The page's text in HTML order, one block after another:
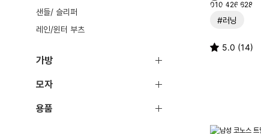
샌들/ 슬리퍼
레인/윈터 부츠
가방
모자
용품
#러닝
5.0 (14)